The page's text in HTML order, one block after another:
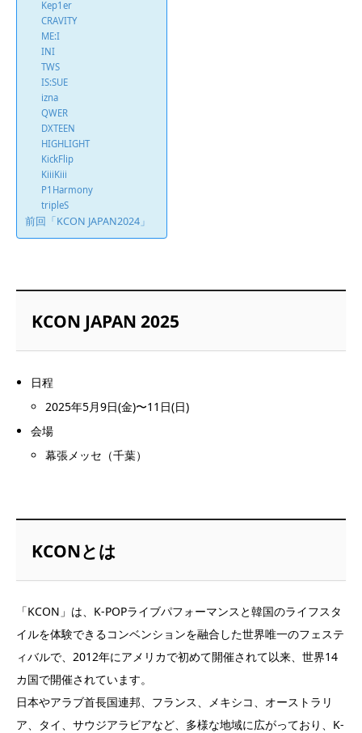
Kep1er
CRAVITY
ME:I
INI
TWS
IS:SUE
izna
QWER
DXTEEN
HIGHLIGHT
KickFlip
KiiiKiii
P1Harmony
tripleS
前回「KCON JAPAN2024」
KCON JAPAN 2025
日程
2025年5月9日(金)〜11日(日)
会場
幕張メッセ（千葉）
KCONとは
「KCON」は、K-POPライブパフォーマンスと韓国のライフスタ
イルを体験できるコンベンションを融合した世界唯一のフェステ
ィバルで、2012年にアメリカで初めて開催されて以来、世界14
カ国で開催されています。
日本やアラブ首長国連邦、フランス、メキシコ、オーストラリ
ア、タイ、サウジアラビアなど、多様な地域に広がっており、K-